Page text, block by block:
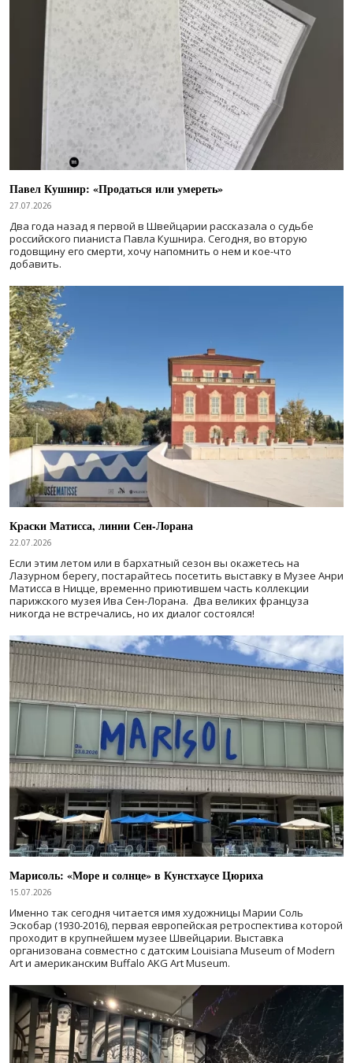
Павел Кушнир: «Продаться или умереть»
27.07.2026
Два года назад я первой в Швейцарии рассказала о судьбе
российского пианиста Павла Кушнира. Сегодня, во вторую
годовщину его смерти, хочу напомнить о нем и кое-что
добавить.
Краски Матисса, линии Сен-Лорана
22.07.2026
Если этим летом или в бархатный сезон вы окажетесь на
Лазурном берегу, постарайтесь посетить выставку в Музее Анри
Матисса в Ницце, временно приютившем часть коллекции
парижского музея Ива Сен-Лорана. Два великих француза
никогда не встречались, но их диалог состоялся!
Марисоль: «Море и солнце» в Кунстхаусе Цюриха
15.07.2026
Именно так сегодня читается имя художницы Марии Соль
Эскобар (1930-2016), первая европейская ретроспектива которой
проходит в крупнейшем музее Швейцарии. Выставка
организована совместно с датским Louisiana Museum of Modern
Art и американским Buffalo AKG Art Museum.